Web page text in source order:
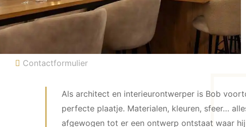
Contactformulier
Als architect en interieurontwerper is Bob
perfecte plaatje. Materialen, kleuren, sfeer…
afgewogen tot er een ontwerp ontstaat waar